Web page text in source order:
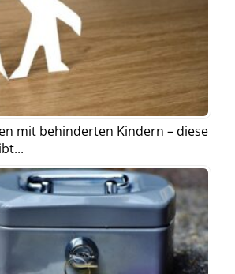
mit behinderten Kindern – diese